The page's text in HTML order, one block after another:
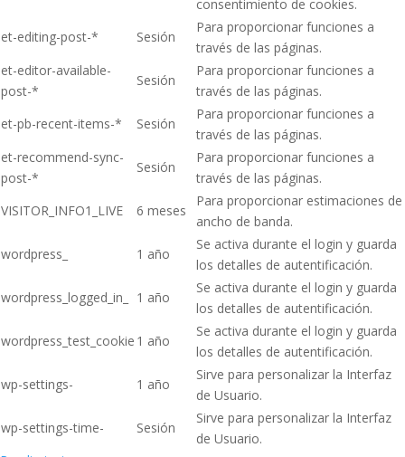
consentimiento de cookies.
et-editing-post-*
Sesión
Para proporcionar funciones a
través de las páginas.
et-editor-available-
post-*
Sesión
Para proporcionar funciones a
través de las páginas.
et-pb-recent-items-*
Sesión
Para proporcionar funciones a
través de las páginas.
et-recommend-sync-
post-*
Sesión
Para proporcionar funciones a
través de las páginas.
VISITOR_INFO1_LIVE
6 meses
Para proporcionar estimaciones de
ancho de banda.
wordpress_
1 año
Se activa durante el login y guarda
los detalles de autentificación.
wordpress_logged_in_
1 año
Se activa durante el login y guarda
los detalles de autentificación.
wordpress_test_cookie 1 año
Se activa durante el login y guarda
los detalles de autentificación.
wp-settings-
1 año
Sirve para personalizar la Interfaz
de Usuario.
wp-settings-time-
Sesión
Sirve para personalizar la Interfaz
de Usuario.